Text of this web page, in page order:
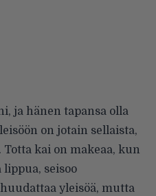
ja hänen tapansa olla
on jotain sellaista,
kai on makeaa, kun
seisoo
yleisöä, mutta